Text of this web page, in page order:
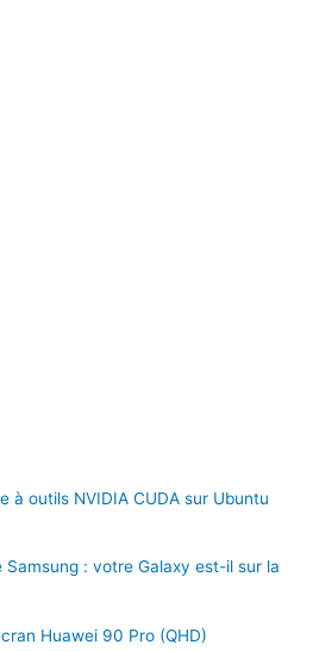
à outils NVIDIA CUDA sur Ubuntu
Samsung : votre Galaxy est-il sur la
Huawei 90 Pro (QHD)